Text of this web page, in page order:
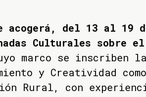
acogerá, del 13 al 19
Culturales sobre el
marco se inscriben
y Creatividad
Rural, con